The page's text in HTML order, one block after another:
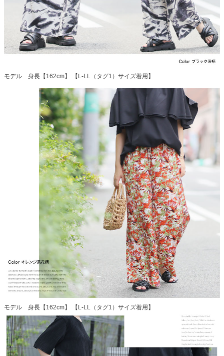
モデル 身長【162cm】 【L-LL（タグ1）サイズ着用】
モデル 身長【162cm】 【L-LL（タグ1）サイズ着用】